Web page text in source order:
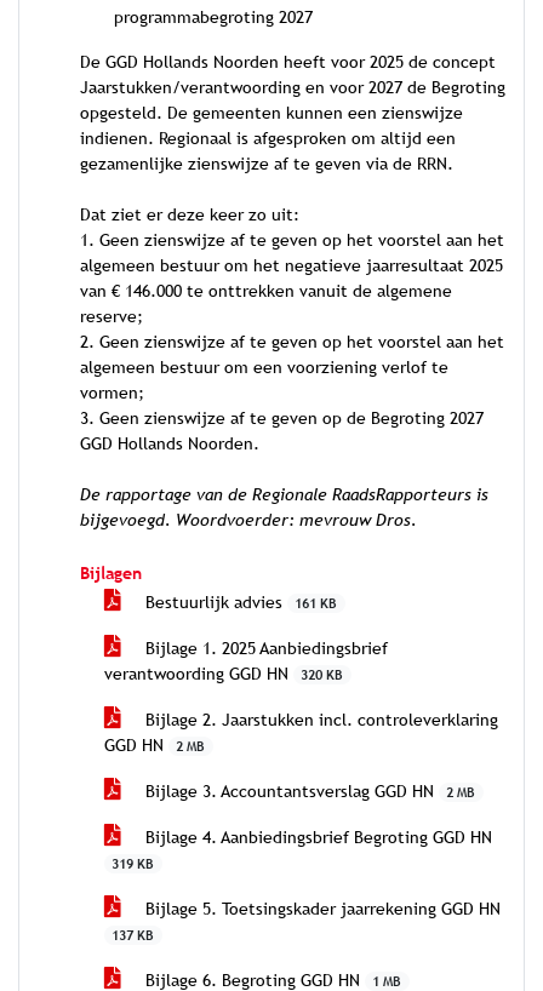
programmabegroting 2027
De GGD Hollands Noorden heeft voor 2025 de concept
Jaarstukken/verantwoording en voor 2027 de Begroting
opgesteld. De gemeenten kunnen een zienswijze
indienen. Regionaal is afgesproken om altijd een
gezamenlijke zienswijze af te geven via de RRN.
Dat ziet er deze keer zo uit:
1. Geen zienswijze af te geven op het voorstel aan het
algemeen bestuur om het negatieve jaarresultaat 2025
van € 146.000 te onttrekken vanuit de algemene
reserve;
2. Geen zienswijze af te geven op het voorstel aan het
algemeen bestuur om een voorziening verlof te
vormen;
3. Geen zienswijze af te geven op de Begroting 2027
GGD Hollands Noorden.
De rapportage van de Regionale RaadsRapporteurs is
bijgevoegd. Woordvoerder: mevrouw Dros.
Bijlagen
Bestuurlijk advies
161 KB
Bijlage 1. 2025 Aanbiedingsbrief
verantwoording GGD HN
320 KB
Bijlage 2. Jaarstukken incl. controleverklaring
GGD HN
2 MB
Bijlage 3. Accountantsverslag GGD HN 2 MB
Bijlage 4. Aanbiedingsbrief Begroting GGD HN
319 KB
Bijlage 5. Toetsingskader jaarrekening GGD HN
137 KB
Bijlage 6. Begroting GGD HN 1 MB